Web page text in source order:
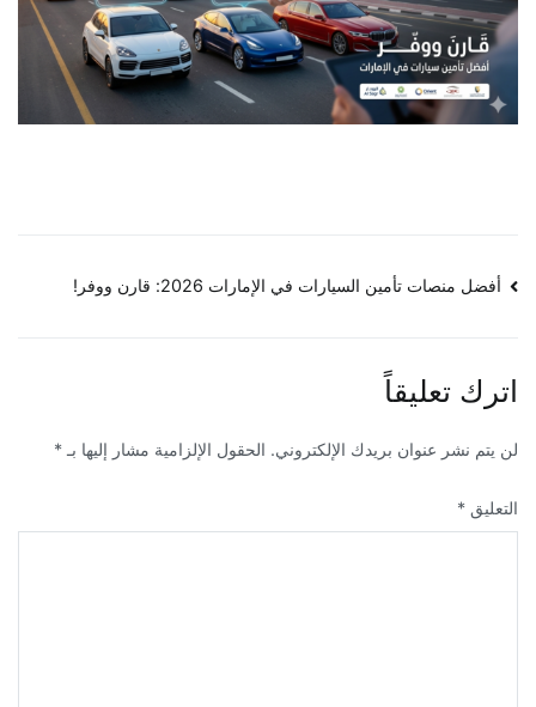
تصفّح
أفضل منصات تأمين السيارات في الإمارات 2026: قارن ووفر!
اترك تعليقاً
لن يتم نشر عنوان بريدك الإلكتروني. الحقول الإلزامية مشار إليها بـ*
التعليق *